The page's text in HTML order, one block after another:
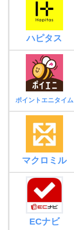
ハピタス
ポイントエニタイム
マクロミル
ECナビ